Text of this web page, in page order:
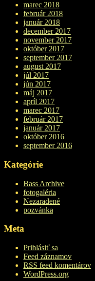
marec 2018
február 2018
január 2018
december 2017
november 2017
október 2017
september 2017
august 2017
júl 2017
jún 2017
máj 2017
apríl 2017
marec 2017
február 2017
január 2017
október 2016
september 2016
Kategórie
Bass Archive
fotogaléria
Nezaradené
pozvánka
Meta
Prihlásiť sa
Feed záznamov
RSS feed komentárov
WordPress.org